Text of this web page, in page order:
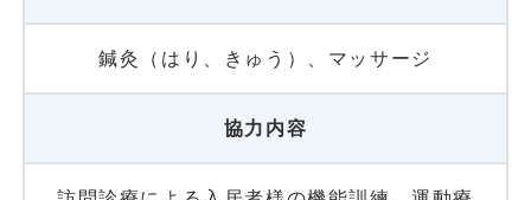
鍼灸（はり、きゅう）、マッサージ
協力内容